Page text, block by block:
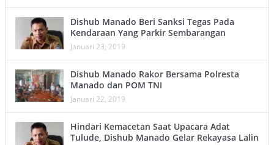
Dishub Manado Beri Sanksi Tegas Pada
Kendaraan Yang Parkir Sembarangan
Januari 23, 2019
Dishub Manado Rakor Bersama Polresta
Manado dan POM TNI
Januari 22, 2019
Hindari Kemacetan Saat Upacara Adat
Tulude, Dishub Manado Gelar Rekayasa Lalin